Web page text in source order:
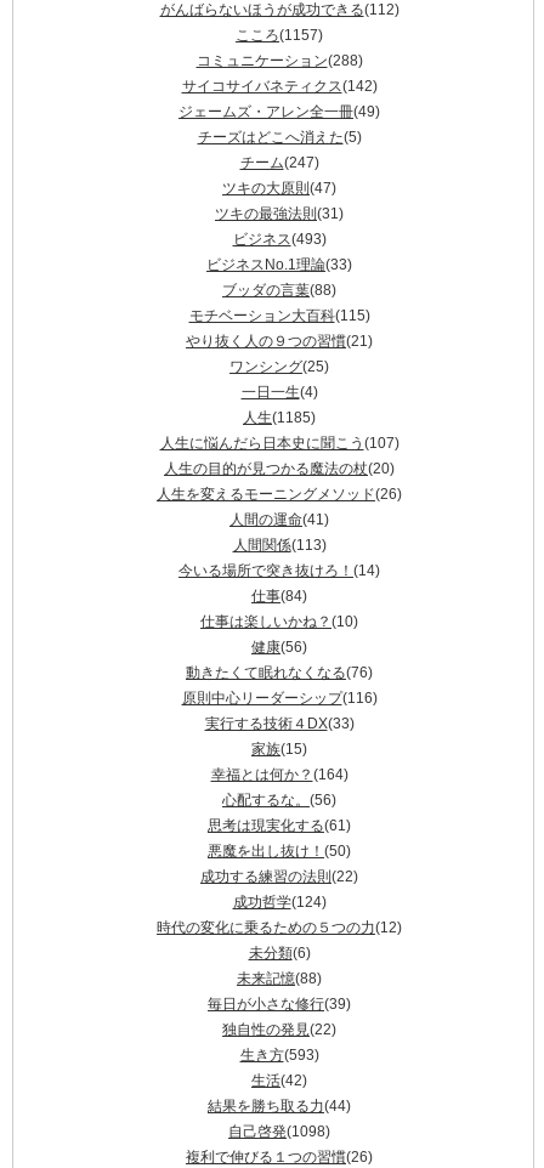
がんばらないほうが成功できる(112)
こころ(1157)
コミュニケーション(288)
サイコサイバネティクス(142)
ジェームズ・アレン全一冊(49)
チーズはどこへ消えた(5)
チーム(247)
ツキの大原則 (47)
ツキの最強法則 (31)
ビジネス(493)
ビジネスNo.1理論(33)
ブッダの言葉(88)
モチベーション大百科(115)
やり抜く人の９つの習慣(21)
ワンシング(25)
一日一生(4)
人生(1185)
人生に悩んだら日本史に聞こう (107)
人生の目的が見つかる魔法の杖(20)
人生を変えるモーニングメソッド(26)
人間の運命(41)
人間関係(113)
今いる場所で突き抜けろ！ (14)
仕事(84)
仕事は楽しいかね？ (10)
健康(56)
動きたくて眠れなくなる(76)
原則中心リーダーシップ(116)
実行する技術４DX(33)
家族(15)
幸福とは何か？ (164)
心配するな。 (56)
思考は現実化する(61)
悪魔を出し抜け！ (50)
成功する練習の法則 (22)
成功哲学(124)
時代の変化に乗るための５つの力(12)
未分類(6)
未来記憶(88)
毎日が小さな修行(39)
独自性の発見(22)
生き方(593)
生活(42)
結果を勝ち取る力(44)
自己啓発(1098)
複利で伸びる１つの習慣(26)